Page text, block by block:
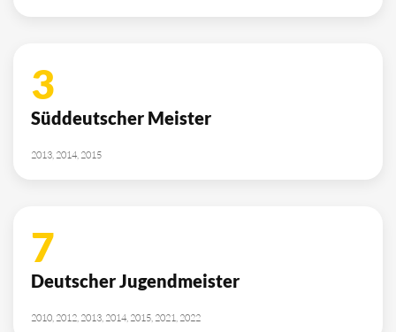
3
Süddeutscher Meister
2013, 2014, 2015
7
Deutscher Jugendmeister
2010, 2012, 2013, 2014, 2015, 2021, 2022